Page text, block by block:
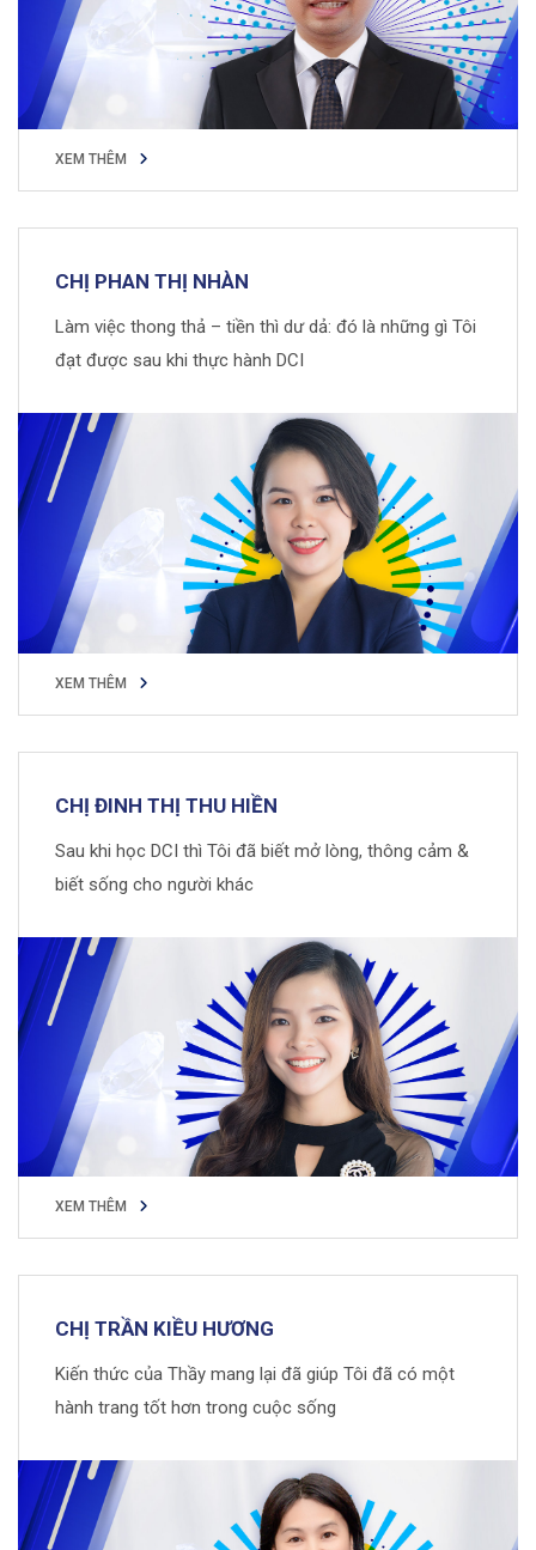
XEM THÊM
CHỊ PHAN THỊ NHÀN
Làm việc thong thả – tiền thì dư dả: đó là những gì Tôi
đạt được sau khi thực hành DCI
XEM THÊM
CHỊ ĐINH THỊ THU HIỀN
Sau khi học DCI thì Tôi đã biết mở lòng, thông cảm &
biết sống cho người khác
XEM THÊM
CHỊ TRẦN KIỀU HƯƠNG
Kiến thức của Thầy mang lại đã giúp Tôi đã có một
hành trang tốt hơn trong cuộc sống